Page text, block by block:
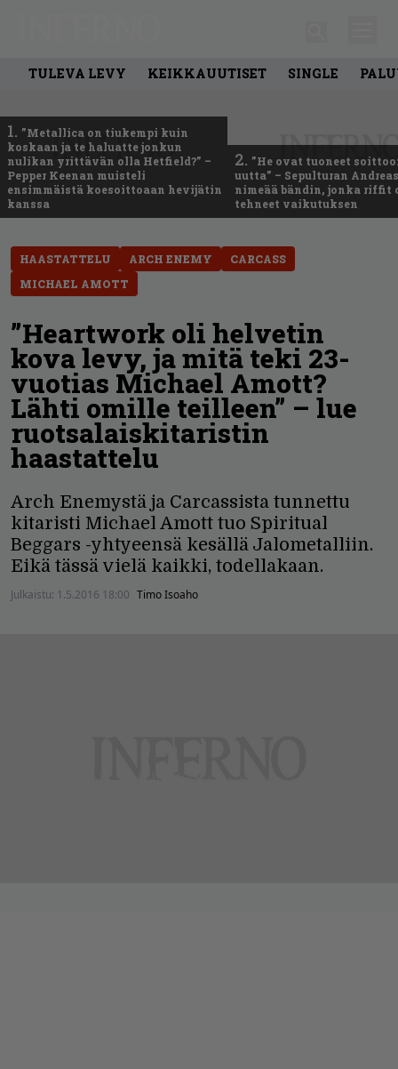
TULEVA LEVY KEIKKAUUTISET SINGLE
1. ”Metallica on tiukempi kuin
koskaan ja te haluatte jonkun
nulikan yrittävän olla Hetfield?” –
Pepper Keenan muisteli
ensimmäistä koesoittoaan hevijätin
kanssa
2. ”He ovat tuoneet
uutta” – Sepulturan
nimeää bändin, jonka riffit
tehneet vaikutuksen
HAASTATTELU ARCH ENEMY
CARCASS
MICHAEL AMOTT
”Heartwork oli helvetin
kova levy, ja mitä teki 23-
vuotias Michael Amott?
Lähti omille teilleen” – lue
ruotsalaiskitaristin
haastattelu
Arch Enemystä ja Carcassista tunnettu
kitaristi Michael Amott tuo Spiritual
Beggars -yhtyeensä kesällä Jalometalliin.
Eikä tässä vielä kaikki, todellakaan.
Julkaistu: 1.5.2016 18:00 Timo Isoaho